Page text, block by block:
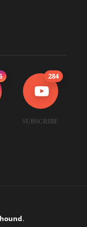
284
SUBSCRIBE
.